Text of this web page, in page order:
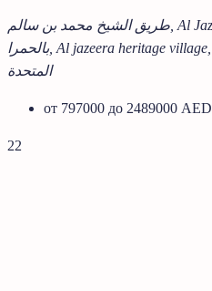
طريق الشيخ محمد بن سالم, Al Jazeera Al Hamra, المنطقة الحرة
بالحمرا, Al jazeera heritage village, رأس الخيمة, الإمارات العربية
المتحدة
от 797000 до 2489000 AED
22